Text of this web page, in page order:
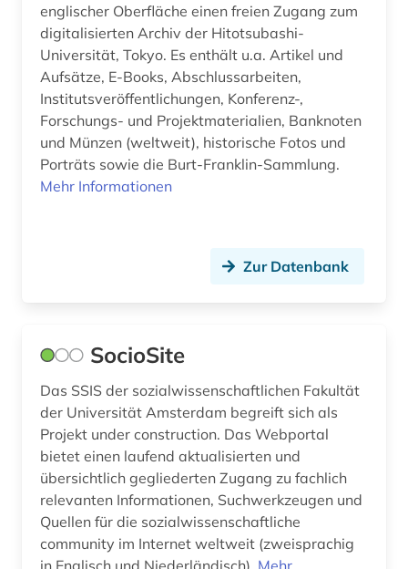
kulturmanagement (1)
kulturvergleich (1)
kulturwissenschaften (10)
kunst (5)
kunstwissenschaften (1)
linguistik (4)
litauen (1)
literatur (3)
literaturwissenschaft (9)
literaturwissenschaften (1)
lituanistik (1)
englischer Oberfläche einen freien Zugang zum
digitalisierten Archiv der Hitotsubashi-
Universität, Tokyo. Es enthält u.a. Artikel und
Aufsätze, E-Books, Abschlussarbeiten,
Institutsveröffentlichungen, Konferenz-,
Forschungs- und Projektmaterialien, Banknoten
und Münzen (weltweit), historische Fotos und
Porträts sowie die Burt-Franklin-Sammlung.
Mehr Informationen
Zur Datenbank
SocioSite
Das SSIS der sozialwissenschaftlichen Fakultät
der Universität Amsterdam begreift sich als
Projekt under construction. Das Webportal
bietet einen laufend aktualisierten und
übersichtlich gegliederten Zugang zu fachlich
relevanten Informationen, Suchwerkzeugen und
Quellen für die sozialwissenschaftliche
community im Internet weltweit (zweisprachig
in Englisch und Niederländisch). Mehr